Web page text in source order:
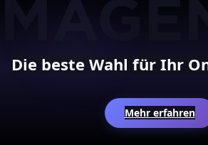
Die beste Wahl für Ihr
Mehr erfahren